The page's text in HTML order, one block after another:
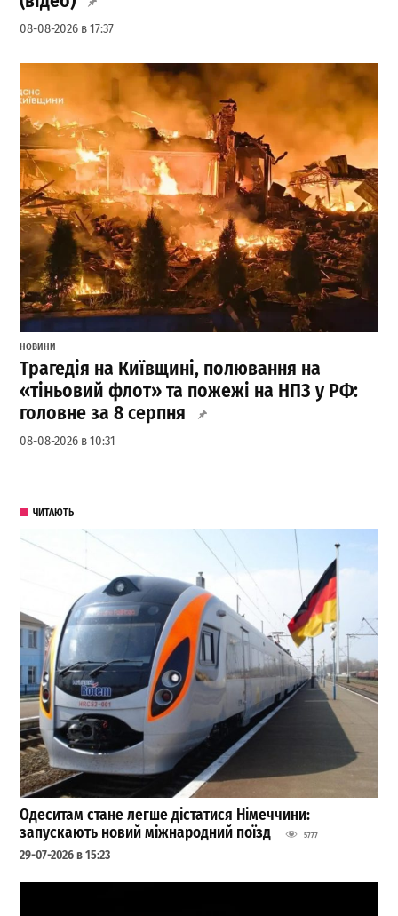
08-08-2026 в 17:37
НОВИНИ
Трагедія на Київщині, полювання на
«тіньовий флот» та пожежі на НПЗ у РФ:
головне за 8 серпня
08-08-2026 в 10:31
ЧИТАЮТЬ
Одеситам стане легше дістатися Німеччини:
запускають новий міжнародний поїзд
5777
29-07-2026 в 15:23